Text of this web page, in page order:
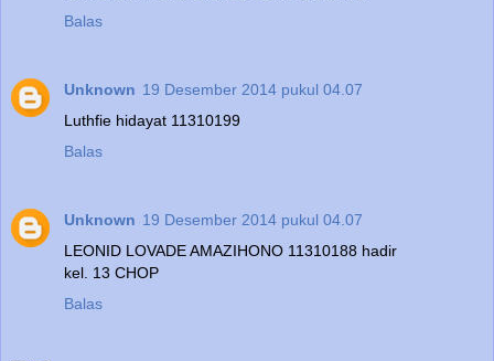
Balas
Unknown 19 Desember 2014 pukul 04.07
Luthfie hidayat 11310199
Balas
Unknown 19 Desember 2014 pukul 04.07
LEONID LOVADE AMAZIHONO 11310188 hadir
kel. 13 CHOP
Balas